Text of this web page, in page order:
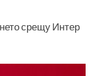
срещу Интер